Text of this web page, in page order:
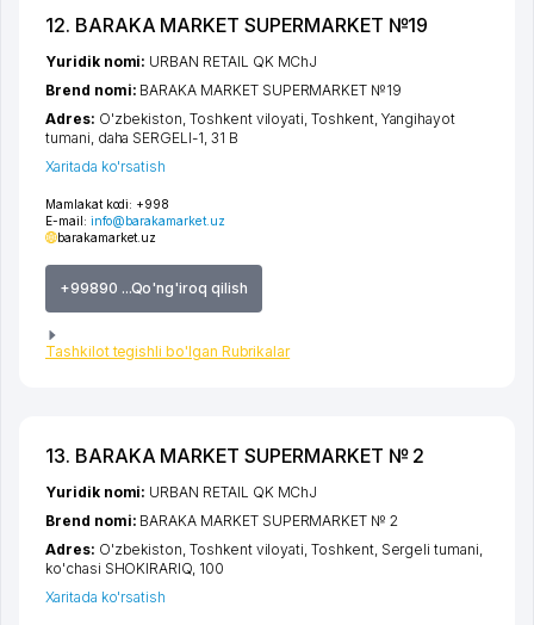
12. BARAKA MARKET SUPERMARKET №19
Mamlakat kodi: +998
E-mail: info@barakamarket.uz
barakamarket.uz
+99890 ...Qo'ng'iroq qilish
Tashkilot tegishli bo'lgan Rubrikalar
Yuridik nomi: URBAN RETAIL QK MChJ
Brend nomi: BARAKA MARKET SUPERMARKET №19
Adres: O'zbekiston,Toshkent viloyati,Toshkent, Yangihayot
tumani, daha SERGELI-1, 31 B
Xaritada ko'rsatish
13. BARAKA MARKET SUPERMARKET № 2
Yuridik nomi: URBAN RETAIL QK MChJ
Brend nomi: BARAKA MARKET SUPERMARKET № 2
Adres: O'zbekiston,Toshkent viloyati ,Toshkent, Sergeli tumani
ko'chasi SHOKIRARIQ , 100
Xaritada ko'rsatish